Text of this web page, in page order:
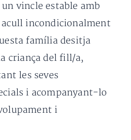
vincle estable amb
incondicionalment
família desitja
criança del fill/a,
les seves
i acompanyant-lo
i